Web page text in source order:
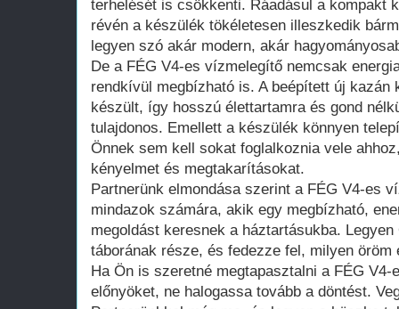
terhelését is csökkenti. Ráadásul a kompakt
révén a készülék tökéletesen illeszkedik
legyen szó akár modern, akár
De a FÉG V4-es vízmelegítő nemcsak
rendkívül megbízható is. A beépített új kazán
készült, így hosszú élettartamra és gond
tulajdonos. Emellett a készülék könnyen
Önnek sem kell sokat foglalkoznia vele
kényelmet és megtakarításokat.
Partnerünk elmondása szerint a FÉG V4-es
mindazok számára, akik egy megbízható,
megoldást keresnek a háztartásukba.
táborának része, és fedezze fel, milyen
Ha Ön is szeretné megtapasztalni a FÉG
előnyöket, ne halogassa tovább a döntést.